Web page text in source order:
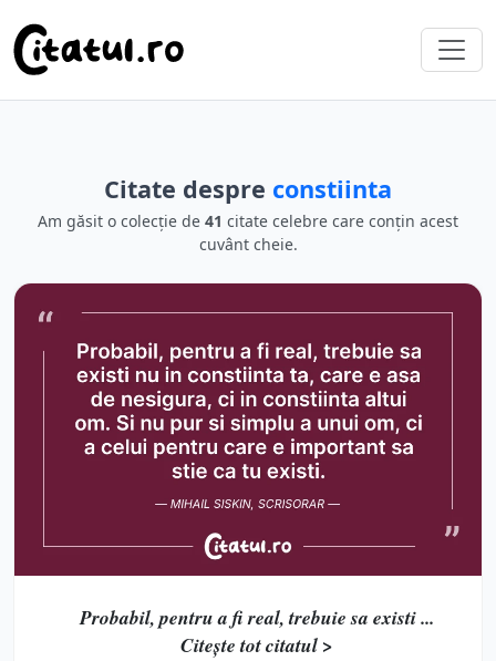
Citate despre constiinta
Am găsit o colecție de 41 citate celebre care conțin acest
cuvânt cheie.
Probabil, pentru a fi real, trebuie sa existi ...
Citește tot citatul >